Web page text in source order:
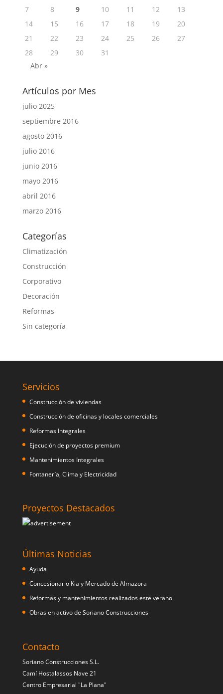
7
8 9 10 11 12
13
14
15 16 17 18 19
20
21
22 23 24 25 26
27
28
29 30
31
Abr »
Artículos por Mes
julio 2025
septiembre 2016
agosto 2016
julio 2016
junio 2016
mayo 2016
abril 2016
marzo 2016
Categorías
Climatización
Construcción
Corporativo
Decoración
Reformas
Sin categoría
Servicios
Construcción de viviendas
Construcción de oficinas y locales comerciales
Reformas Integrales
Ejecución de proyectos premium
Mantenimientos Integrales
Fontanería, Clima y Electricidad
Proyectos Destacados
Últimas Noticias
Ayuda
Concesionario Kia y Mercado de Almazora
Reformas y mantenimientos realizados este verano
Obras en activo de Soriano Construcciones
Contacto
Soriano Construcciones S.L.
Camí Hostalassos Nave 21
Centro Empresarial "La Plana"